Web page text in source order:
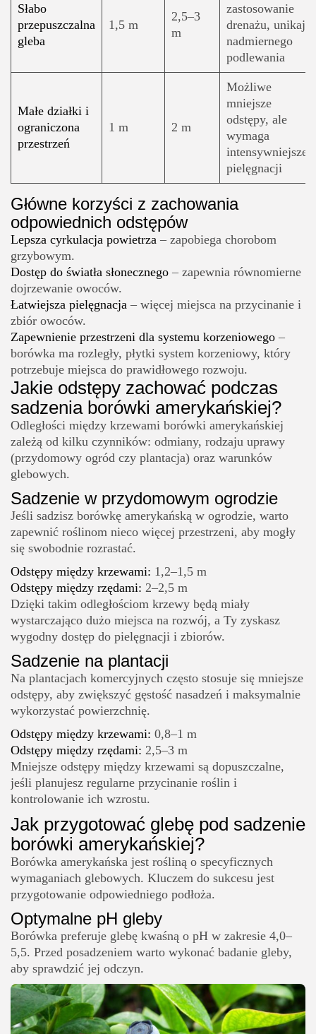
Słabo
przepuszczalna
gleba
1,5 m
2,5–3
m
zastosowanie
drenażu, unikaj
nadmiernego
podlewania
Małe działki i
ograniczona
przestrzeń
1 m 2 m
Możliwe
mniejsze
odstępy, ale
wymaga
intensywniejszej
pielęgnacji
Główne korzyści z zachowania
odpowiednich odstępów
Lepsza cyrkulacja powietrza – zapobiega chorobom
grzybowym.
Dostęp do światła słonecznego – zapewnia równomierne
dojrzewanie owoców.
Łatwiejsza pielęgnacja – więcej miejsca na przycinanie i
zbiór owoców.
Zapewnienie przestrzeni dla systemu korzeniowego –
borówka ma rozległy, płytki system korzeniowy, który
potrzebuje miejsca do prawidłowego rozwoju.
Jakie odstępy zachować podczas
sadzenia borówki amerykańskiej?
Odległości między krzewami borówki amerykańskiej
zależą od kilku czynników: odmiany, rodzaju uprawy
(przydomowy ogród czy plantacja) oraz warunków
glebowych.
Sadzenie w przydomowym ogrodzie
Jeśli sadzisz borówkę amerykańską w ogrodzie, warto
zapewnić roślinom nieco więcej przestrzeni, aby mogły
się swobodnie rozrastać.
Odstępy między krzewami: 1,2–1,5 m
Odstępy między rzędami: 2–2,5 m
Dzięki takim odległościom krzewy będą miały
wystarczająco dużo miejsca na rozwój, a Ty zyskasz
wygodny dostęp do pielęgnacji i zbiorów.
Sadzenie na plantacji
Na plantacjach komercyjnych często stosuje się mniejsze
odstępy, aby zwiększyć gęstość nasadzeń i maksymalnie
wykorzystać powierzchnię.
Odstępy między krzewami: 0,8–1 m
Odstępy między rzędami: 2,5–3 m
Mniejsze odstępy między krzewami są dopuszczalne,
jeśli planujesz regularne przycinanie roślin i
kontrolowanie ich wzrostu.
Jak przygotować glebę pod sadzenie
borówki amerykańskiej?
Borówka amerykańska jest rośliną o specyficznych
wymaganiach glebowych. Kluczem do sukcesu jest
przygotowanie odpowiedniego podłoża.
Optymalne pH gleby
Borówka preferuje glebę kwaśną o pH w zakresie 4,0–
5,5. Przed posadzeniem warto wykonać badanie gleby,
aby sprawdzić jej odczyn.